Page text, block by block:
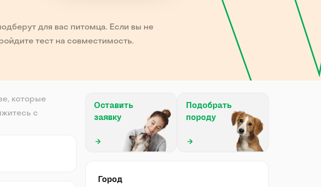
для вас питомца. Если вы не
тест на совместимость.
которые
с
Оставить
заявку
Подобрать
породу
Город